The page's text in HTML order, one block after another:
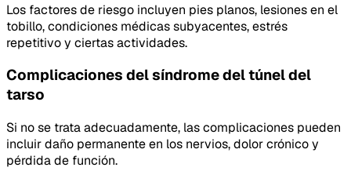
Los factores de riesgo incluyen pies planos, lesiones en el
tobillo, condiciones médicas subyacentes, estrés
repetitivo y ciertas actividades.
Complicaciones del síndrome del túnel del
tarso
Si no se trata adecuadamente, las complicaciones pueden
incluir daño permanente en los nervios, dolor crónico y
pérdida de función.